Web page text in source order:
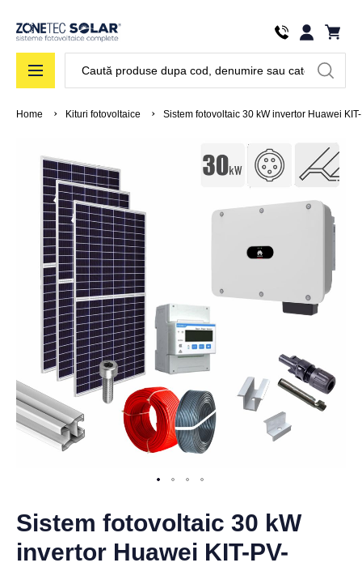
Home Kituri fotovoltaice Sistem fotovoltaic 30 kW invertor Huawei
Sistem fotovoltaic 30 kW
invertor Huawei KIT-PV-